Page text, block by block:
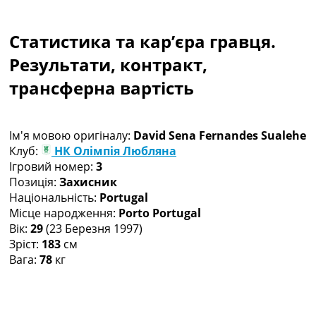
Чемпіонат Світу
Україна. Прем’єр-Ліга
Україна. Перша Ліга
Ліга Чемпіонів
Ще Турніри >>>
Таблиці
Чемпіонат Світу. Турнирні таблиці
Таблиця УПЛ
Перша Ліга
Таблиця АПЛ
Таблиця Ла Ліги
Таблиця Ліги Чемпіонів
Всі таблиці >>>
Статистика та кар’єра гравця.
Результати, контракт,
трансферна вартість
Ім'я мовою оригіналу: David Sena Fernandes Sualehe
Клуб:
НК Олімпія Любляна
Ігровий номер: 3
Позиція: Захисник
Національність: Portugal
Місце народження: Porto Portugal
Вік: 29(23 Березня 1997)
Зріст: 183 см
Вага: 78 кг